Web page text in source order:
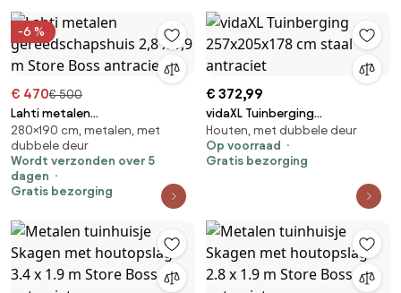
-6 %
€ 470€ 500
Lahti metalen
gereedschapshuis 2,8 x 1,9 m
Store Boss antraciet
280×190 cm, metalen, met
dubbele deur
Wordt verzonden over 5
dagen
Gratis bezorging
€ 372,99
vidaXL Tuinberging
257x205x178 cm staal
antraciet
Houten, met dubbele deur
Op voorraad
Gratis bezorging